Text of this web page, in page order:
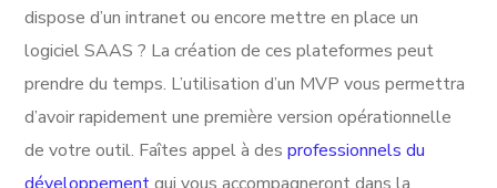
dispose d’un intranet ou encore mettre en place un
logiciel SAAS ? La création de ces plateformes peut
prendre du temps. L’utilisation d’un MVP vous permettra
d’avoir rapidement une première version opérationnelle
de votre outil. Faîtes appel à desprofessionnels du
développement qui vous accompagneront dans la